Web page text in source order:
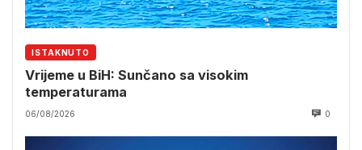
ISTAKNUTO
Vrijeme u BiH: Sunčano sa visokim
temperaturama
06/08/2026 0